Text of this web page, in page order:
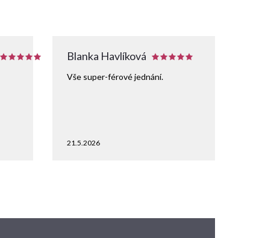
Blanka Havlíková
21.5.2026
Vše super-férové jednání.